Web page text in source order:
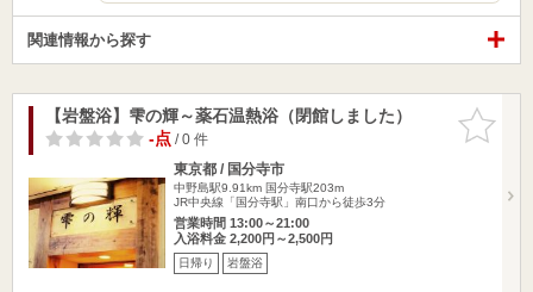
関連情報から探す
お気に入
りに追加
【岩盤浴】雫の輝～薬石温熱浴（閉館しました）
-点/ 0 件
東京都 / 国分寺市
中野島駅9.91km 国分寺駅203m
JR中央線「国分寺駅」南口から徒歩3分
営業時間 13:00～21:00
入浴料金 2,200円～2,500円
日帰り 岩盤浴